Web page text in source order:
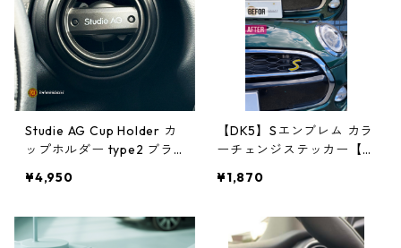
Studie AG Cup Holder カ
ップホルダー type2 ブラ
¥4,950
【DK5】Sエンブレム カラ
ーチェンジステッカー【C
¥1,870